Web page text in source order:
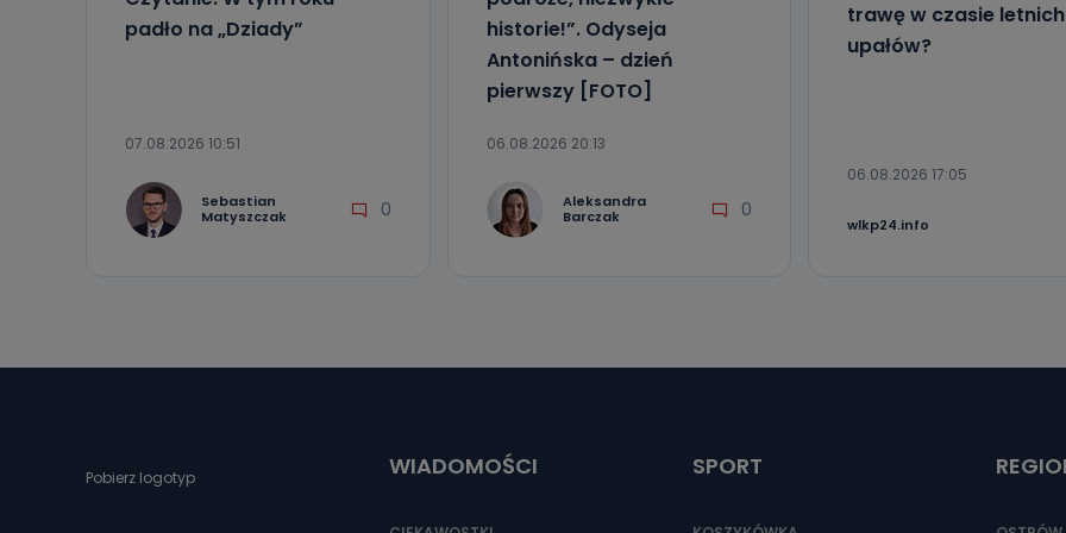
padło na „Dziady”
07.08.2026 10:51
Sebastian
Matyszczak
0
historie!”. Odyseja
Antonińska – dzień
pierwszy [FOTO]
06.08.2026 20:13
Aleksandra
Barczak
0
trawę w czasie letnich
upałów?
06.08.2026 17:05
wlkp24.info
Pobierz logotyp WIADOMOŚCI SPORT